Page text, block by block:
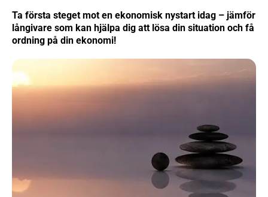
Ta första steget mot en ekonomisk nystart idag – jämför
långivare som kan hjälpa dig att lösa din situation och få
ordning på din ekonomi!